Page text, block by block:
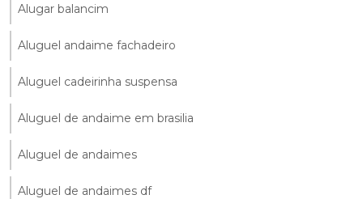
Alugar balancim
Aluguel andaime fachadeiro
Aluguel cadeirinha suspensa
Aluguel de andaime em brasilia
Aluguel de andaimes
Aluguel de andaimes df